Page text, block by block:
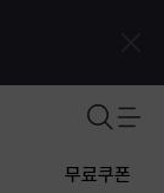
무료쿠폰